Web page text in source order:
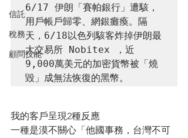
信託
稅務
顧問技能
6/17 伊朗「賽帕銀行」遭駭，
用戶帳戶歸零、網銀癱瘓。隔
天，6/18以色列駭客炸掉伊朗最
大交易所 Nobitex ，近
9,000萬美元的加密貨幣被「燒
毀」成無法恢復的黑幣。
我的客戶呈現2種反應
一種是漠不關心「他國事務，台灣不可